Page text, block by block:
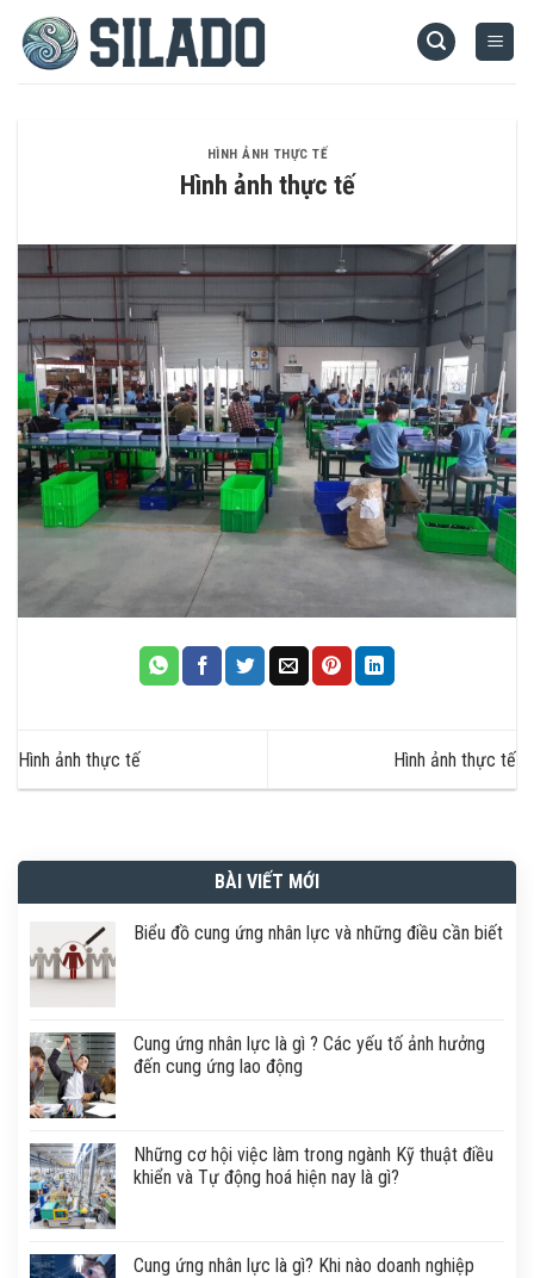
content
HÌNH ẢNH THỰC TẾ
Hình ảnh thực tế
Hình ảnh thực tế Hình ảnh thực tế
BÀI VIẾT MỚI
Biểu đồ cung ứng nhân lực và những điều cần biết
Cung ứng nhân lực là gì ? Các yếu tố ảnh hưởng
đến cung ứng lao động
Những cơ hội việc làm trong ngành Kỹ thuật điều
khiển và Tự động hoá hiện nay là gì?
Cung ứng nhân lực là gì? Khi nào doanh nghiệp